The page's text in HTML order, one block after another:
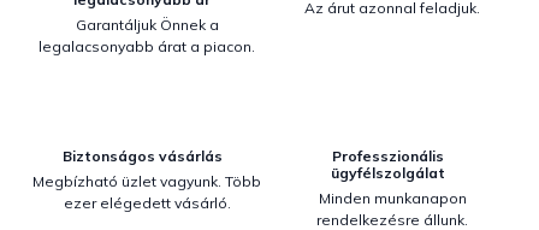
Garantáljuk Önnek a
legalacsonyabb árat a piacon.
Az árut azonnal feladjuk.
Biztonságos vásárlás
Megbízható üzlet vagyunk. Több
ezer elégedett vásárló.
Professzionális
ügyfélszolgálat
Minden munkanapon
rendelkezésre állunk.